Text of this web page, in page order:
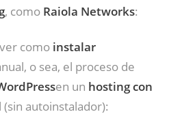
, como Raiola Networks:
como instalar
o sea, el proceso de
en un hosting con
autoinstalador):